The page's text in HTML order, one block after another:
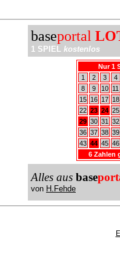
baseportal
1 SPIEL kostenlos
Nur 1
1
2 3 4
8
9 10 11
15
16 17 18
22 23 24 25
29 30 31 32
36 37 38 39
43 44 45 46
6 Zahlen
Alles aus base
von H.Fehde